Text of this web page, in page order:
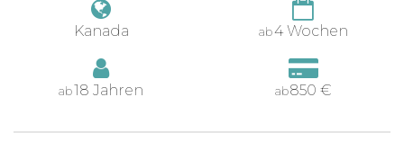
Kanada ab4 Wochen
ab18 Jahren ab850 €